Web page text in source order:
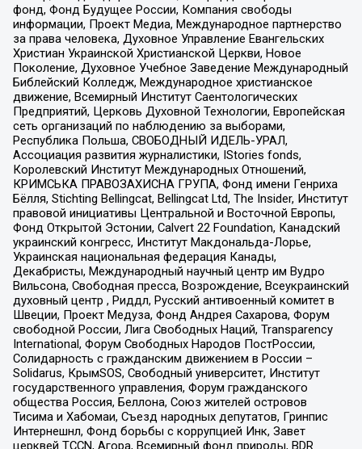
фонд, Фонд Будущее России, Компания свободы
информации, Проект Медиа, Международное партнерство
за права человека, Духовное Управление Евангельских
Христиан Украинской Христианской Церкви, Новое
Поколение, Духовное Учебное Заведение Международный
Библейский Колледж, Международное христианское
движение, Всемирный Институт Саентологических
Предприятий, Церковь Духовной Технологии, Европейская
сеть организаций по наблюдению за выборами,
Республика Польша, СВОБОДНЫЙ ИДЕЛЬ-УРАЛ,
Ассоциация развития журналистики, IStories fonds,
Королевский Институт Международных Отношений,
КРИМСЬКА ПРАВОЗАХИСНА ГРУПА, Фонд имени Генриха
Бёлля, Stichting Bellingcat, Bellingcat Ltd, The Insider, Институт
правовой инициативы Центральной и Восточной Европы,
Фонд Открытой Эстонии, Calvert 22 Foundation, Канадский
украинский конгресс, Институт Макдональда-Лорье,
Украинская национальная федерация Канады,
Декабристы, Международный научный центр им Вудро
Вильсона, Свободная пресса, Возрождение, Всеукраинский
духовный центр , Риддл, Русский антивоенный комитет в
Швеции, Проект Медуза, Фонд Андрея Сахарова, Форум
свободной России, Лига Свободных Наций, Transparеncy
International, Форум Свободных Народов ПостРоссии,
Солидарность с гражданским движением в России –
Solidarus, КрымSOS, Свободный университет, Институт
государственного управления, Форум гражданского
общества Россия, Беллона, Союз жителей островов
Тисима и Хабомаи, Съезд народных депутатов, Гринпис
Интернешнл, Фонд борьбы с коррупцией Инк, Завет
церквей TCCN, Агора, Всемирный фонд природы, BDR